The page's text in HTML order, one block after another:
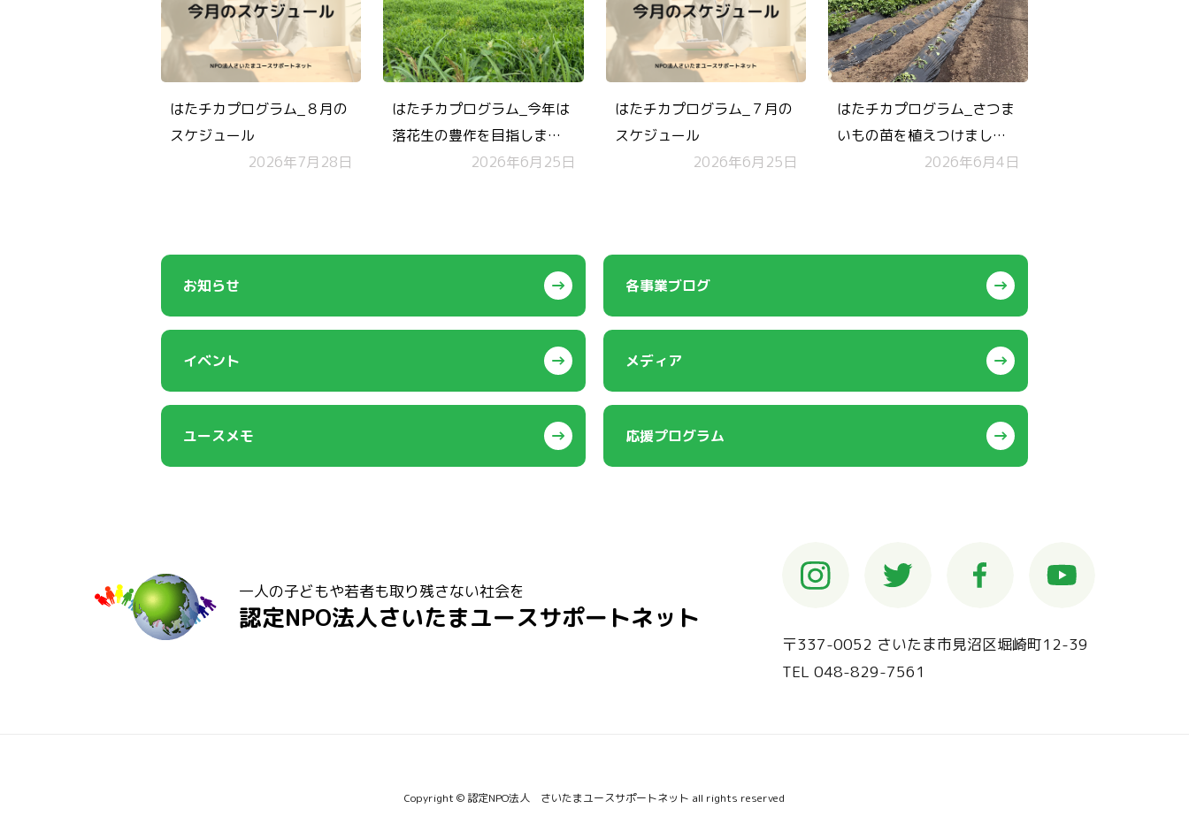
はたチカプログラム_８月の
スケジュール
2026年7月28日
はたチカプログラム_今年は
落花生の豊作を目指しま
2026年6月25日
はたチカプログラム_７月の
スケジュール
2026年6月25日
はたチカプログラム_さつま
いもの苗を植えつけまし
2026年6月4日
お知らせ 各事業ブログ
イベント メディア
ユースメモ 応援プログラム
一人の子どもや若者も取り残さない社会を
認定NPO法人さいたまユースサポートネット
〒337-0052 さいたま市見沼区堀崎町12-39
TEL 048-829-7561
Copyright © 認定NPO法人 さいたまユースサポートネット all rights reserved